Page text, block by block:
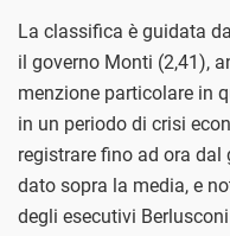
La classifica è guidata
il governo Monti (2,41),
menzione particolare in
in un periodo di crisi
registrare fino ad ora dal
dato sopra la media, e
degli esecutivi